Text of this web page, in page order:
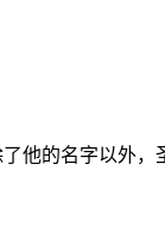
他的名字以外，